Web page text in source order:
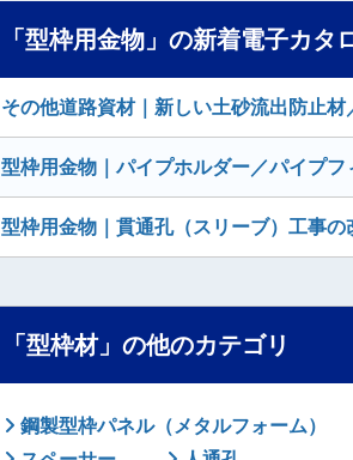
「型枠用金物」の新着電子カタ
その他道路資材｜新しい土砂流出防止
型枠用金物｜パイプホルダー／パイプ
型枠用金物｜貫通孔（スリーブ）工事
「型枠材」の他のカテゴリ
鋼製型枠パネル（メタルフォーム）